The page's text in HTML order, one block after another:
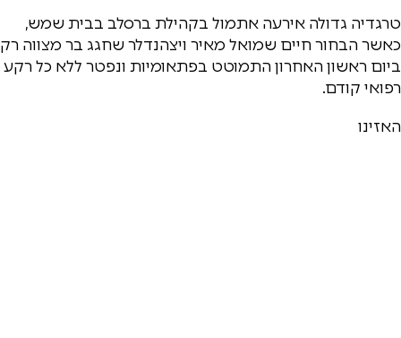
טרגדיה גדולה אירעה אתמול בקהילת ברסלב בבית שמש,
כאשר הבחור חיים שמואל מאיר ויצהנדלר שחגג בר מצווה רק
ביום ראשון האחרון התמוטט בפתאומיות ונפטר ללא כל רקע
רפואי קודם.
האזינו